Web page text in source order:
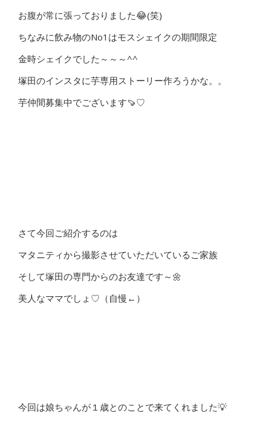
お腹が常に張っておりました😂(笑)
ちなみに飲み物のNo1はモスシェイクの期間限定
金時シェイクでした～～～^^
塚田のインスタに芋専用ストーリー作ろうかな。。
芋仲間募集中でございます🍠♡
さて今回ご紹介するのは
マタニティから撮影させていただいているご家族
そして塚田の専門からのお友達です～🌼
美人なママでしょ♡（自慢←）
今回は娘ちゃんが１歳とのことで来てくれました💡